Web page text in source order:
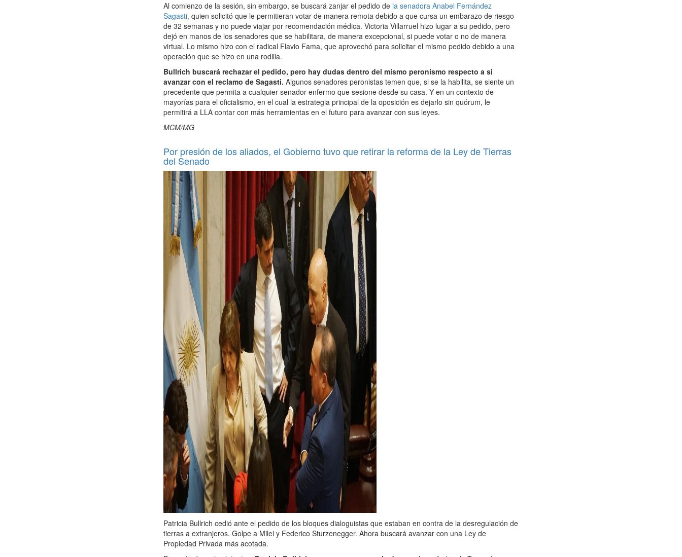
Al comienzo de la sesión, sin embargo, se buscará zanjar el pedido de la senadora Anabel Fernández
Sagasti, quien solicitó que le permitieran votar de manera remota debido a que cursa un embarazo de riesgo
de 32 semanas y no puede viajar por recomendación médica. Victoria Villarruel hizo lugar a su pedido, pero
dejó en manos de los senadores que se habilitara, de manera excepcional, si puede votar o no de manera
virtual. Lo mismo hizo con el radical Flavio Fama, que aprovechó para solicitar el mismo pedido debido a una
operación que se hizo en una rodilla.
Bullrich buscará rechazar el pedido, pero hay dudas dentro del mismo peronismo respecto a si
avanzar con el reclamo de Sagasti. Algunos senadores peronistas temen que, si se la habilita, se siente un
precedente que permita a cualquier senador enfermo que sesione desde su casa. Y en un contexto de
mayorías para el oficialismo, en el cual la estrategia principal de la oposición es dejarlo sin quórum, le
permitirá a LLA contar con más herramientas en el futuro para avanzar con sus leyes.
MCM/MG
Por presión de los aliados, el Gobierno tuvo que retirar la reforma de la Ley de Tierras
del Senado
Patricia Bullrich cedió ante el pedido de los bloques dialoguistas que estaban en contra de la desregulación de
tierras a extranjeros. Golpe a Milei y Federico Sturzenegger. Ahora buscará avanzar con una Ley de
Propiedad Privada más acotada.